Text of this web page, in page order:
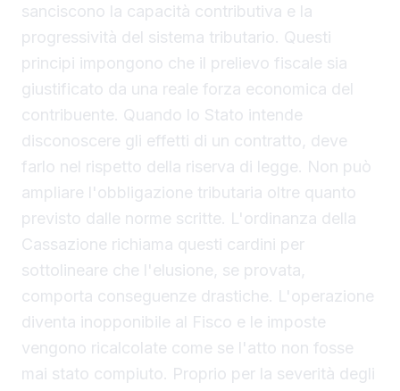
sanciscono la capacità contributiva e la
progressività del sistema tributario. Questi
principi impongono che il prelievo fiscale sia
giustificato da una reale forza economica del
contribuente. Quando lo Stato intende
disconoscere gli effetti di un contratto, deve
farlo nel rispetto della riserva di legge. Non può
ampliare l'obbligazione tributaria oltre quanto
previsto dalle norme scritte. L'ordinanza della
Cassazione richiama questi cardini per
sottolineare che l'elusione, se provata,
comporta conseguenze drastiche. L'operazione
diventa inopponibile al Fisco e le imposte
vengono ricalcolate come se l'atto non fosse
mai stato compiuto. Proprio per la severità degli